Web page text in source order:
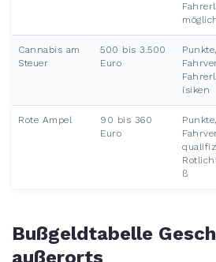
Cannabis am
Steuer
500 bis 3.500
Euro
Punkte,
isiken
Rote Ampel
90 bis 360
Euro
ß
Bußgeldtabelle
außerorts